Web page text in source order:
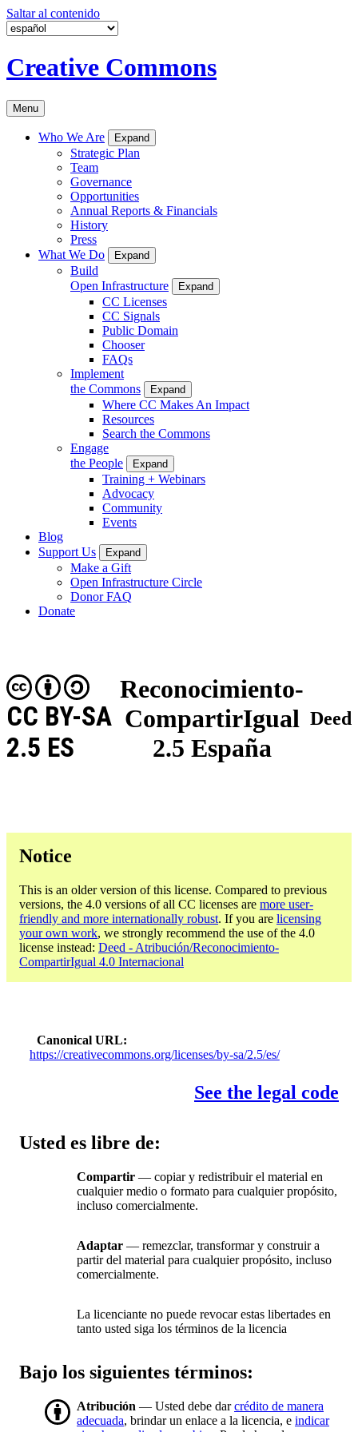
Saltar al contenido
Creative Commons
Menu
Who We Are Expand
Strategic Plan
Team
Governance
Opportunities
Annual Reports & Financials
History
Press
What We Do
Expand
Build
Open Infrastructure
Expand
CC Licenses
CC Signals
Public Domain
Chooser
FAQs
Implement
the Commons
Expand
Where CC Makes An Impact
Resources
Search the Commons
Engage
the People
Expand
Training + Webinars
Advocacy
Community
Events
Blog
Support Us
Expand
Make a Gift
Open Infrastructure Circle
Donor FAQ
Donate
Reconocimiento-
CompartirIgual
2.5 España
CC BY-SA
2.5 ES
Deed
Notice
This is an older version of this license. Compared to previous
versions, the 4.0 versions of all CC licenses are more user-
friendly and more internationally robust. If you are licensing
your own work, we strongly recommend the use of the 4.0
license instead: Deed - Atribución/Reconocimiento-
CompartirIgual 4.0 Internacional
Canonical URL
https://creativecommons.org/licenses/by-sa/2.5/es/
See the legal code
Usted es libre de:
Compartir — copiar y redistribuir el material en
cualquier medio o formato para cualquier propósito,
incluso comercialmente.
Adaptar — remezclar, transformar y construir a
partir del material para cualquier propósito, incluso
comercialmente.
La licenciante no puede revocar estas libertades en
tanto usted siga los términos de la licencia
Bajo los siguientes términos:
Atribución — Usted debe darcrédito de manera
adecuada, brindar un enlace a la licencia, e indicar